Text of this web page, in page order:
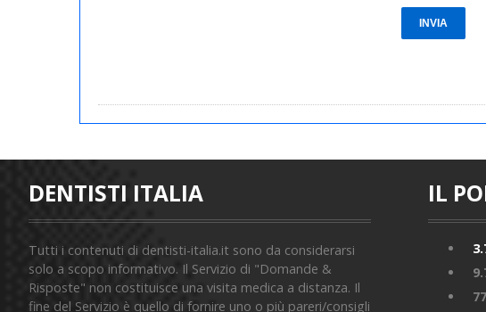
DENTISTI ITALIA
Tutti i contenuti di dentisti-italia.it sono da considerarsi
solo a scopo informativo. Il Servizio di "Domande &
Risposte" non costituisce una visita medica a distanza. Il
fine del Servizio è quello di fornire uno o più pareri/consigli
IL